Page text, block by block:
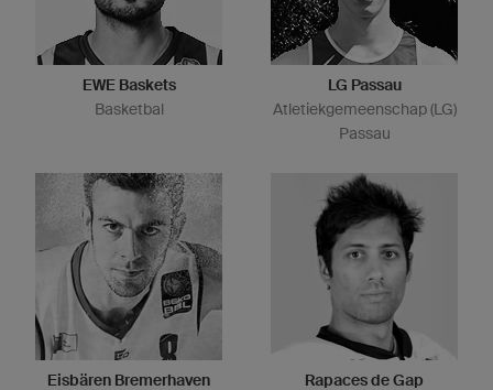
EWE Baskets
Basketbal
LG Passau
Atletiekgemeenschap (LG)
Passau
Eisbären Bremerhaven
Rapaces de Gap